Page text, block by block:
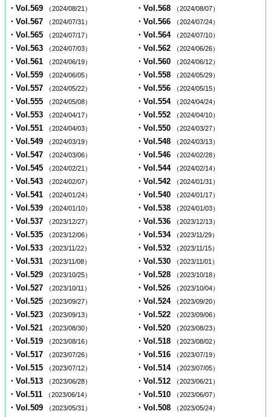
・Vol.569 （2024/08/21） ・Vol.568 （2024/08/07）
・Vol.567 （2024/07/31） ・Vol.566 （2024/07/24）
・Vol.565 （2024/07/17） ・Vol.564 （2024/07/10）
・Vol.563 （2024/07/03） ・Vol.562 （2024/06/26）
・Vol.561 （2024/06/19） ・Vol.560 （2024/06/12）
・Vol.559 （2024/06/05） ・Vol.558 （2024/05/29）
・Vol.557 （2024/05/22） ・Vol.556 （2024/05/15）
・Vol.555 （2024/05/08） ・Vol.554 （2024/04/24）
・Vol.553 （2024/04/17） ・Vol.552 （2024/04/10）
・Vol.551 （2024/04/03） ・Vol.550 （2024/03/27）
・Vol.549 （2024/03/19） ・Vol.548 （2024/03/13）
・Vol.547 （2024/03/06） ・Vol.546 （2024/02/28）
・Vol.545 （2024/02/21） ・Vol.544 （2024/02/14）
・Vol.543 （2024/02/07） ・Vol.542 （2024/01/31）
・Vol.541 （2024/01/24） ・Vol.540 （2024/01/17）
・Vol.539 （2024/01/10） ・Vol.538 （2024/01/03）
・Vol.537 （2023/12/27） ・Vol.536 （2023/12/13）
・Vol.535 （2023/12/06） ・Vol.534 （2023/11/29）
・Vol.533 （2023/11/22） ・Vol.532 （2023/11/15）
・Vol.531 （2023/11/08） ・Vol.530 （2023/11/01）
・Vol.529 （2023/10/25） ・Vol.528 （2023/10/18）
・Vol.527 （2023/10/11） ・Vol.526 （2023/10/04）
・Vol.525 （2023/09/27） ・Vol.524 （2023/09/20）
・Vol.523 （2023/09/13） ・Vol.522 （2023/09/06）
・Vol.521 （2023/08/30） ・Vol.520 （2023/08/23）
・Vol.519 （2023/08/16） ・Vol.518 （2023/08/02）
・Vol.517 （2023/07/26） ・Vol.516 （2023/07/19）
・Vol.515 （2023/07/12） ・Vol.514 （2023/07/05）
・Vol.513 （2023/06/28） ・Vol.512 （2023/06/21）
・Vol.511 （2023/06/14） ・Vol.510 （2023/06/07）
・Vol.509 （2023/05/31） ・Vol.508 （2023/05/24）